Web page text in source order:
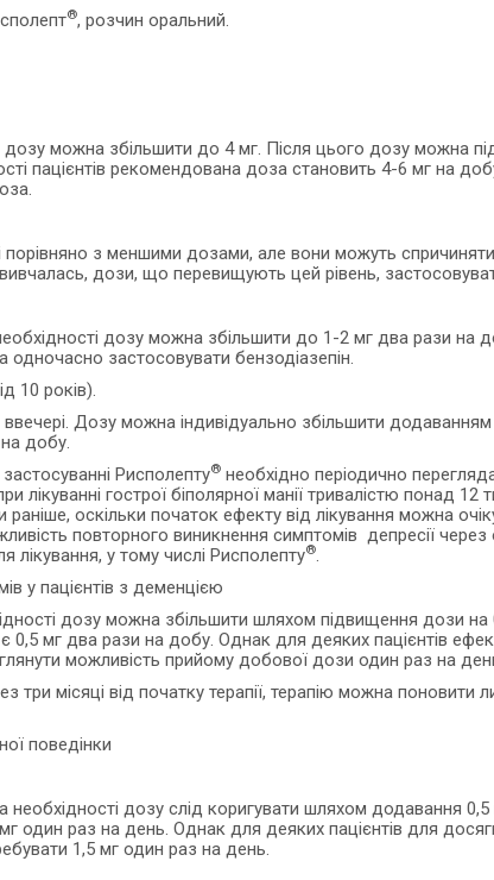
®, розчин оральний.
можна збільшити до 4 мг. Після цього дозу можна
пацієнтів рекомендована доза становить 4-6 мг на
з меншими дозами, але вони можуть спричиняти
дози, що перевищують цей рівень,
дозу можна збільшити до 1-2 мг два рази на
застосовувати бензодіазепін.
10 років).
Дозу можна індивідуально збільшити
добу.
Рисполепту® необхідно періодично
лікуванні гострої біполярної манії тривалістю понад
оскільки початок ефекту від лікування можна
повторного виникнення симптомів депресії через
лікування, у тому числі Рисполепту®.
у пацієнтів з деменцією
дозу можна збільшити шляхом підвищення дози
0,5 мг два рази на добу. Однак для деяких пацієнтів
можливість прийому добової дози один раз на
три місяці від початку терапії, терапію можна поновити
поведінки
дозу слід коригувати шляхом додавання
один раз на день. Однак для деяких пацієнтів для
1,5 мг один раз на день.